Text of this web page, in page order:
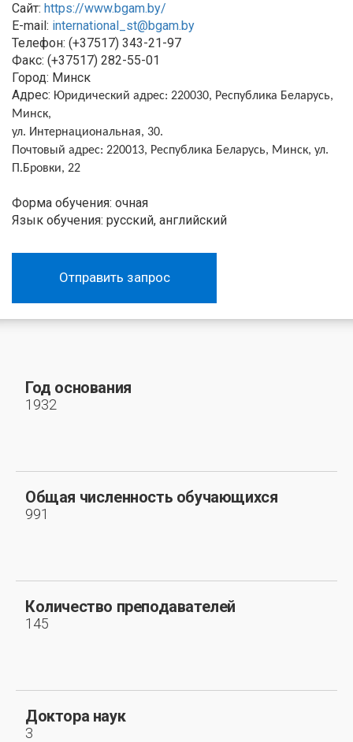
Сайт: https://www.bgam.by/
E-mail: international_st@bgam.by
Телефон: (+37517) 343-21-97
Факс: (+37517) 282-55-01
Город: Минск
Адрес: Юридический адрес: 220030, Республика Беларусь,
Минск,
ул. Интернациональная, 30.
Почтовый адрес: 220013, Республика Беларусь, Минск, ул.
П.Бровки, 22
Форма обучения: очная
Язык обучения: русский, английский
Отправить запрос
Год основания
1932
Общая численность обучающихся
991
Количество преподавателей
145
Доктора наук
3